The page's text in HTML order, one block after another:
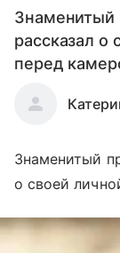
рассказал о
перед
Знаменитый
о своей